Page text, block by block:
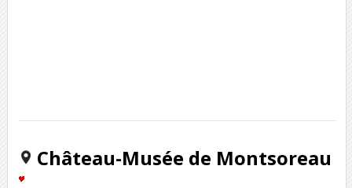
Château-Musée de Montsoreau